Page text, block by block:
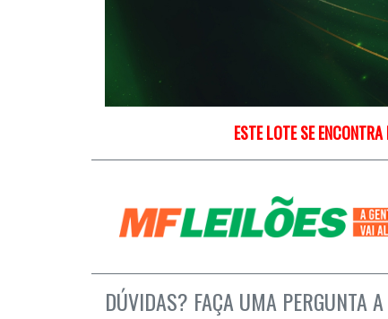
ESTE LOTE SE
DÚVIDAS? FAÇA UMA PERGUNTA